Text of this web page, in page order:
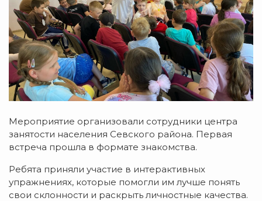
Мероприятие организовали сотрудники центра
занятости населения Севского района. Первая
встреча прошла в формате знакомства.
Ребята приняли участие в интерактивных
упражнениях, которые помогли им лучше понять
свои склонности и раскрыть личностные качества.